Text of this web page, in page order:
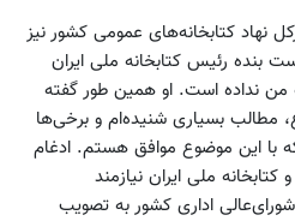
نهاد کتابخانه‌های عمومی کشور نیز
بنده رئیس کتابخانه ملی ایران
نداده است. او همین طور گفته
مطالب بسیاری شنیده‌ام و برخی‌ها
با این موضوع موافق هستم. ادغام
ملی ایران نیازمند
اداری کشور به تصویب